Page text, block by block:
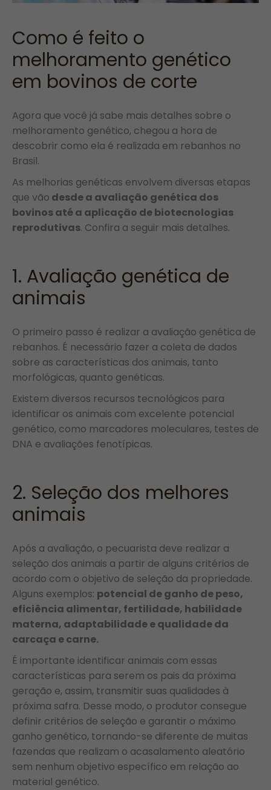
Como é feito o
melhoramento genético
em bovinos de corte
Agora que você já sabe mais detalhes sobre o
melhoramento genético, chegou a hora de
descobrir como ela é realizada em rebanhos no
Brasil.
As melhorias genéticas envolvem diversas etapas
que vão desde a avaliação genética dos
bovinos até a aplicação de biotecnologias
reprodutivas. Confira a seguir mais detalhes.
1. Avaliação genética de
animais
O primeiro passo é realizar a avaliação genética de
rebanhos. É necessário fazer a coleta de dados
sobre as características dos animais, tanto
morfológicas, quanto genéticas.
Existem diversos recursos tecnológicos para
identificar os animais com excelente potencial
genético, como marcadores moleculares, testes de
DNA e avaliações fenotípicas.
2. Seleção dos melhores
animais
Após a avaliação, o pecuarista deve realizar a
seleção dos animais a partir de alguns critérios de
acordo com o objetivo de seleção da propriedade.
Alguns exemplos: potencial de ganho de peso,
eficiência alimentar, fertilidade, habilidade
materna, adaptabilidade e qualidade da
carcaça e carne.
É importante identificar animais com essas
características para serem os pais da próxima
geração e, assim, transmitir suas qualidades à
próxima safra. Desse modo, o produtor consegue
definir critérios de seleção e garantir o máximo
ganho genético, tornando-se diferente de muitas
fazendas que realizam o acasalamento aleatório
sem nenhum objetivo específico em relação ao
material genético.